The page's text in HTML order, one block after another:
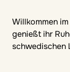
Willkommen
genießt ihr
schwedischen